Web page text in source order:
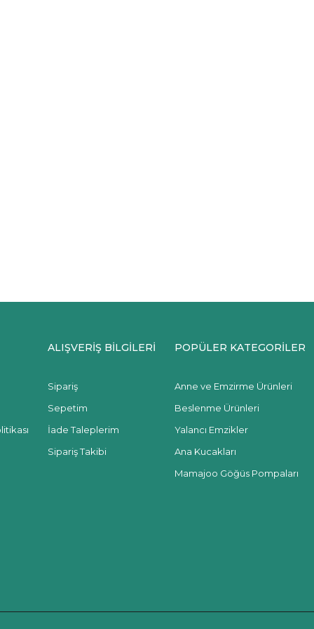
ALIŞVERİŞ BİLGİLERİ
Sipariş
Sepetim
İade Taleplerim
Sipariş Takibi
POPÜLER KATEGORİLER
Anne ve Emzirme Ürünleri
Beslenme Ürünleri
Yalancı Emzikler
Ana Kucakları
Mamajoo Göğüs Pompaları